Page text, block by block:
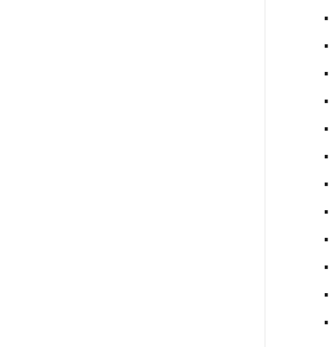
•
•
•
•
•
•
•
•
•
•
•
•